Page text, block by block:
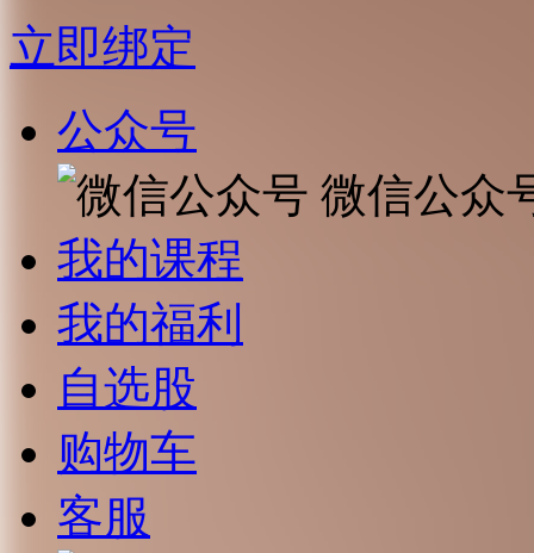
立即绑定
公众号
微信公众
我的课程
我的福利
自选股
购物车
客服